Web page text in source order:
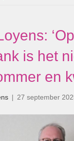
is het
en
| 27 september